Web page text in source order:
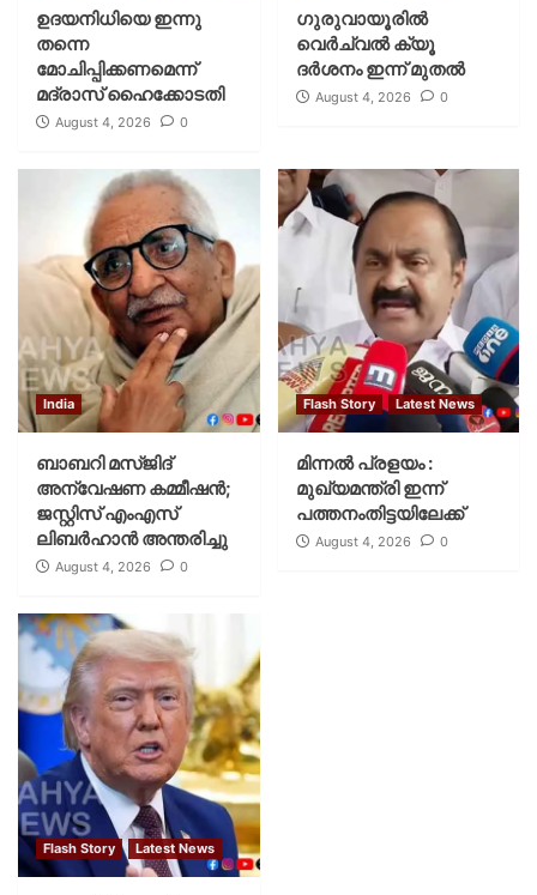
ഉദയനിധിയെ ഇന്നു
തന്നെ
മോചിപ്പിക്കണമെന്ന്
മദ്രാസ് ഹൈക്കോടതി
August 4, 2026 0
ഗുരുവായൂരില്‍
വെര്‍ച്വല്‍ ക്യൂ
ദര്‍ശനം ഇന്ന് മുതല്‍
August 4, 2026 0
India
ബാബറി മസ്ജിദ്
അന്വേഷണ കമ്മീഷന്‍;
ജസ്റ്റിസ് എംഎസ്
ലിബര്‍ഹാന്‍ അന്തരിച്ചു
August 4, 2026 0
Flash Story Latest News
മിന്നല്‍ പ്രളയം :
മുഖ്യമന്ത്രി ഇന്ന്
പത്തനംതിട്ടയിലേക്ക്
August 4, 2026 0
Flash Story Latest News